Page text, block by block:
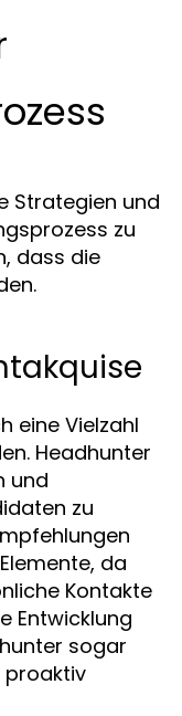
Strategien und
zu
dass die
eine Vielzahl
Headhunter
und
zu
da
Kontakte
Entwicklung
sogar
proaktiv